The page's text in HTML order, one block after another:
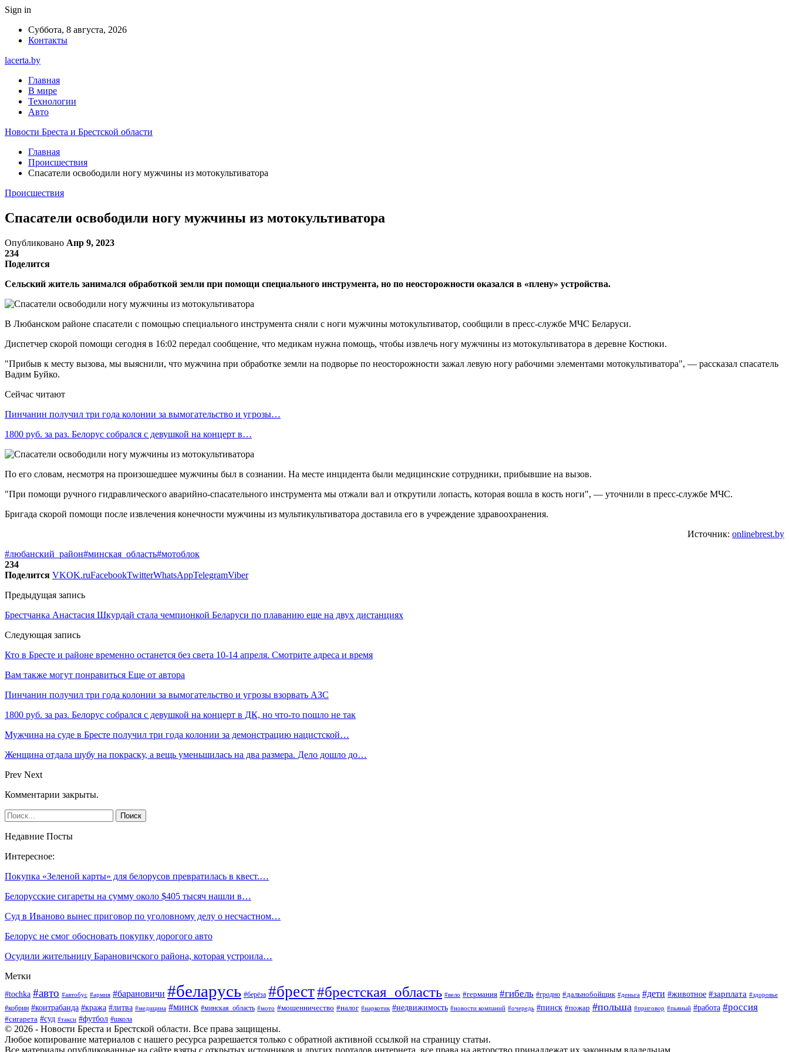
Sign in
Суббота, 8 августа, 2026
Контакты
lacerta.by
Главная
В мире
Технологии
Авто
Новости Бреста и Брестской области
Главная
Происшествия
Спасатели освободили ногу мужчины из мотокультиватора
Происшествия
Спасатели освободили ногу мужчины из мотокультиватора
Опубликовано Апр 9, 2023
234
Поделится
Сельский житель занимался обработкой земли при помощи специального инструмента, но по неосторожности оказался в «плену» устройства.
В Любанском районе спасатели с помощью специального инструмента сняли с ноги мужчины мотокультиватор, сообщили в пресс-службе МЧС Беларуси.
Диспетчер скорой помощи сегодня в 16:02 передал сообщение, что медикам нужна помощь, чтобы извлечь ногу мужчины из мотокультиватора в деревне Костюки.
"Прибыв к месту вызова, мы выяснили, что мужчина при обработке земли на подворье по неосторожности зажал левую ногу рабочими элементами мотокультиватора", — рассказал спасатель
Вадим Буйко.
Сейчас читают
Пинчанин получил три года колонии за вымогательство и угрозы…
1800 руб. за раз. Белорус собрался с девушкой на концерт в…
По его словам, несмотря на произошедшее мужчины был в сознании. На месте инцидента были медицинские сотрудники, прибывшие на вызов.
"При помощи ручного гидравлического аварийно-спасательного инструмента мы отжали вал и открутили лопасть, которая вошла в кость ноги", — уточнили в пресс-службе МЧС.
Бригада скорой помощи после извлечения конечности мужчины из мультикультиватора доставила его в учреждение здравоохранения.
Источник: onlinebrest.by
#любанский_район#минская_область#мотоблок
234
Поделится VKOK.ruFacebookTwitterWhatsAppTelegramViber
Предыдущая запись
Брестчанка Анастасия Шкурдай стала чемпионкой Беларуси по плаванию еще на двух дистанциях
Следующая запись
Кто в Бресте и районе временно останется без света 10-14 апреля. Смотрите адреса и время
Вам также могут понравиться Еще от автора
Пинчанин получил три года колонии за вымогательство и угрозы взорвать АЗС
1800 руб. за раз. Белорус собрался с девушкой на концерт в ДК, но что-то пошло не так
Мужчина на суде в Бресте получил три года колонии за демонстрацию нацистской…
Женщина отдала шубу на покраску, а вещь уменьшилась на два размера. Дело дошло до…
Prev Next
Комментарии закрыты.
Недавние Посты
Интересное:
Покупка «Зеленой карты» для белорусов превратилась в квест.…
Белорусские сигареты на сумму около $405 тысяч нашли в…
Суд в Иваново вынес приговор по уголовному делу о несчастном…
Белорус не смог обосновать покупку дорогого авто
Осудили жительницу Барановичского района, которая устроила…
Метки
#tochka #авто #автобус #армия #барановичи #беларусь #берёза #брест#брестская_область #вело #германия #гибель #гродно #дальнобойщик #деньга #дети #животное #зарплата #здоровье
#кобрин #контрабанда #кража #литва #медицина #минск #минская_область #мото #мошенничество #налог #наркотик #недвижимость #новости компаний #очередь #пинск #пожар #польша #приговор #пьяный #работа #россия
#сигарета #суд #такси #футбол #школа
© 2026 - Новости Бреста и Брестской области. Все права защищены.
Любое копирование материалов с нашего ресурса разрешается только с обратной активной ссылкой на страницу статьи.
Все материалы опубликованные на сайте взяты с открытых источников и других порталов интернета, все права на авторство принадлежат их законным владельцам.